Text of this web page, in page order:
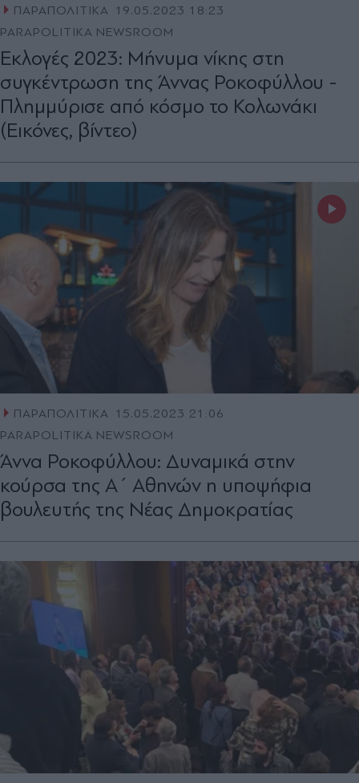
ΠΑΡΑΠΟΛΙΤΙΚΑ 19.05.2023 18:23
PARAPOLITIKA NEWSROOM
Εκλογές 2023: Μήνυμα νίκης στη
συγκέντρωση της Άννας Ροκοφύλλου -
Πλημμύρισε από κόσμο το Κολωνάκι
(Εικόνες, βίντεο)
ΠΑΡΑΠΟΛΙΤΙΚΑ 15.05.2023 21:06
PARAPOLITIKA NEWSROOM
Άννα Ροκοφύλλου: Δυναμικά στην
κούρσα της Α΄ Αθηνών η υποψήφια
βουλευτής της Νέας Δημοκρατίας